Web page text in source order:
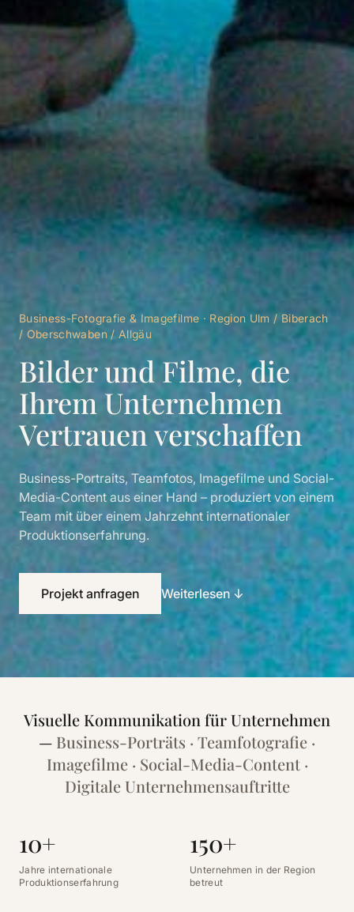
Business-Fotografie & Imagefilme · Region Ulm / Biberach
/ Oberschwaben / Allgäu
Bilder und Filme, die
Ihrem Unternehmen
Vertrauen verschaffen
Business-Portraits, Teamfotos, Imagefilme und Social-
Media-Content aus einer Hand – produziert von einem
Team mit über einem Jahrzehnt internationaler
Produktionserfahrung.
Projekt anfragen Weiterlesen ↓
Visuelle Kommunikation für Unternehmen
— Business-Porträts · Teamfotografie ·
Imagefilme · Social-Media-Content ·
Digitale Unternehmensauftritte
10+
Jahre internationale
Produktionserfahrung
150+
Unternehmen in der Region
betreut